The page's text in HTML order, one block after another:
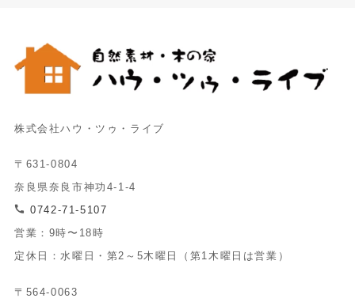
株式会社ハウ・ツゥ・ライブ
〒631-0804
奈良県奈良市神功4-1-4
0742-71-5107
営業：9時〜18時
定休日：水曜日・第2～5木曜日（第1木曜日は営業）
〒564-0063